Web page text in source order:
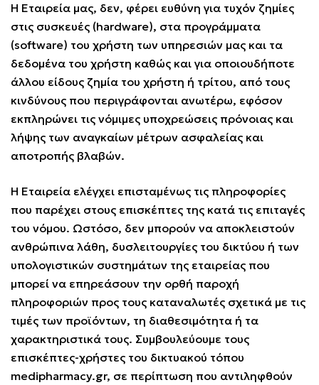
Η Εταιρεία μας, δεν, φέρει ευθύνη για τυχόν ζημίες
στις συσκευές (hardware), στα προγράμματα
(software) του χρήστη των υπηρεσιών μας και τα
δεδομένα του χρήστη καθώς και για οποιουδήποτε
άλλου είδους ζημία του χρήστη ή τρίτου, από τους
κινδύνους που περιγράφονται ανωτέρω, εφόσον
εκπληρώνει τις νόμιμες υποχρεώσεις πρόνοιας και
λήψης των αναγκαίων μέτρων ασφαλείας και
αποτροπής βλαβών.
Η Εταιρεία ελέγχει επισταμένως τις πληροφορίες
που παρέχει στους επισκέπτες της κατά τις επιταγές
του νόμου. Ωστόσο, δεν μπορούν να αποκλειστούν
ανθρώπινα λάθη, δυσλειτουργίες του δικτύου ή των
υπολογιστικών συστημάτων της εταιρείας που
μπορεί να επηρεάσουν την ορθή παροχή
πληροφοριών προς τους καταναλωτές σχετικά με τις
τιμές των προϊόντων, τη διαθεσιμότητα ή τα
χαρακτηριστικά τους. Συμβουλεύουμε τους
επισκέπτες-χρήστες του δικτυακού τόπου
medipharmacy.gr, σε περίπτωση που αντιληφθούν